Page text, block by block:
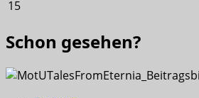
15
Schon gesehen?